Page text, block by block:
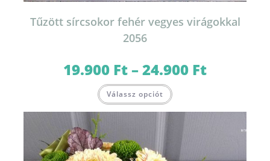
Tűzött sírcsokor fehér vegyes virágokkal
2056
19.900 Ft–24.900 Ft19.900 Ft
Válassz opciót a
több